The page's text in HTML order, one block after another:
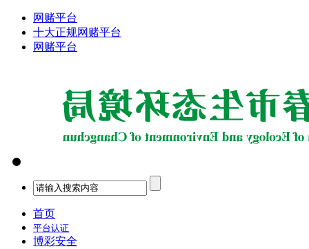
网赌平台
十大正规网赌平台
网赌平台
首页
平台认证
博彩安全